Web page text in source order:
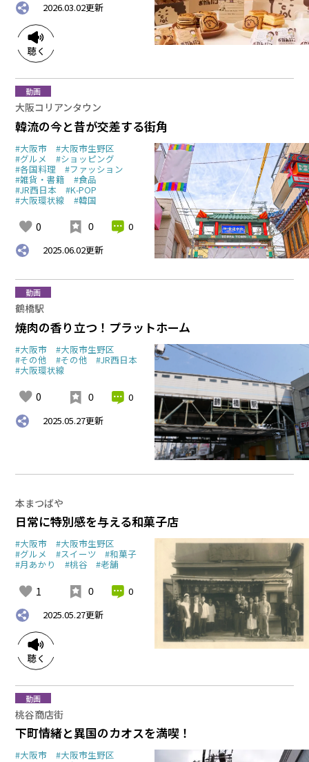
2026.03.02更新
大阪コリアンタウン
韓流の今と昔が交差する街角
#大阪市 #大阪市生野区
#グルメ #ショッピング
#各国料理 #ファッション
#雑貨・書籍 #食品
#JR西日本 #K-POP
#大阪環状線 #韓国
0 0
0
2025.06.02更新
動画
鶴橋駅
焼肉の香り立つ！プラットホーム
#大阪市 #大阪市生野区
#その他 #その他 #JR西日本
#大阪環状線
0 0
0
2025.05.27更新
動画
本まつばや
日常に特別感を与える和菓子店
#大阪市 #大阪市生野区
#グルメ #スイーツ #和菓子
#月あかり #桃谷 #老舗
1 0
0
2025.05.27更新
桃谷商店街
下町情緒と異国のカオスを満喫！
#大阪市 #大阪市生野区
動画